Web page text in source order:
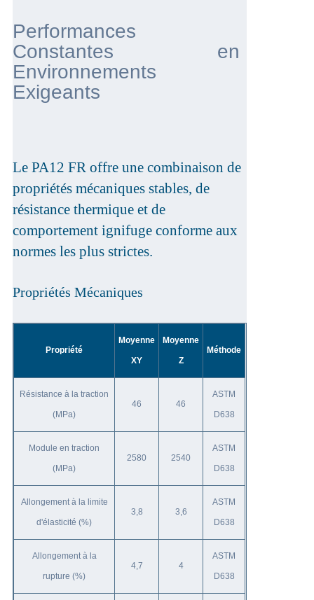
Performances
Constantes en
Environnements
Exigeants
Le PA12 FR offre une combinaison de
propriétés mécaniques stables, de
résistance thermique et de
comportement ignifuge conforme aux
normes les plus strictes.
Propriétés Mécaniques
Propriété
Moyenne
XY
Moyenne
Z
Méthode
Résistance à la traction
(MPa)
46 46
ASTM
D638
Module en traction
(MPa)
2580 2540
ASTM
D638
Allongement à la limite
d'élasticité (%)
3,8 3,6
ASTM
D638
Allongement à la
rupture (%)
4,7 4
ASTM
D638